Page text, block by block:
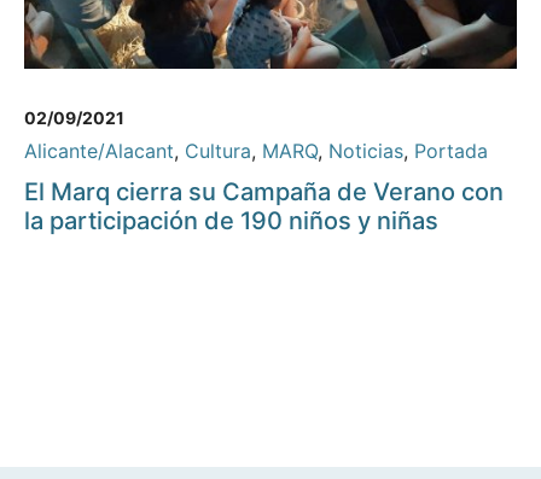
02/09/2021
Alicante/Alacant, Cultura, MARQ, Noticias, Portada
El Marq cierra su Campaña de Verano con
la participación de 190 niños y niñas